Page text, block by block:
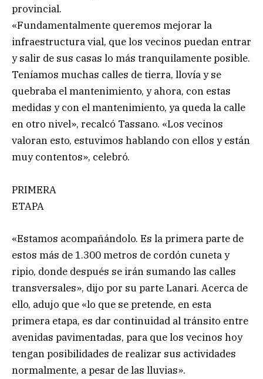
provincial.
«Fundamentalmente queremos mejorar la
infraestructura vial, que los vecinos puedan entrar
y salir de sus casas lo más tranquilamente posible.
Teníamos muchas calles de tierra, llovía y se
quebraba el mantenimiento, y ahora, con estas
medidas y con el mantenimiento, ya queda la calle
en otro nivel», recalcó Tassano. «Los vecinos
valoran esto, estuvimos hablando con ellos y están
muy contentos», celebró.
PRIMERA
ETAPA
«Estamos acompañándolo. Es la primera parte de
estos más de 1.300 metros de cordón cuneta y
ripio, donde después se irán sumando las calles
transversales», dijo por su parte Lanari. Acerca de
ello, adujo que «lo que se pretende, en esta
primera etapa, es dar continuidad al tránsito entre
avenidas pavimentadas, para que los vecinos hoy
tengan posibilidades de realizar sus actividades
normalmente, a pesar de las lluvias».